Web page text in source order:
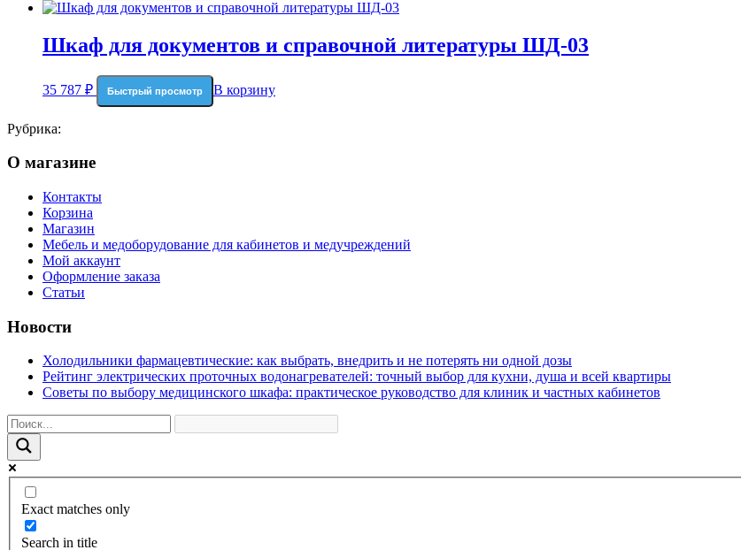
Шкаф для документов и справочной литературы ШД-03
35 787 ₽ Быстрый просмотр В корзину
Рубрика:
О магазине
Контакты
Корзина
Магазин
Мебель и медоборудование для кабинетов и медучреждений
Мой аккаунт
Оформление заказа
Статьи
Новости
Холодильники фармацевтические: как выбрать, внедрить и не потерять ни одной дозы
Рейтинг электрических проточных водонагревателей: точный выбор для кухни, душа и всей квартиры
Советы по выбору медицинского шкафа: практическое руководство для клиник и частных кабинетов
Exact matches only
Search in title